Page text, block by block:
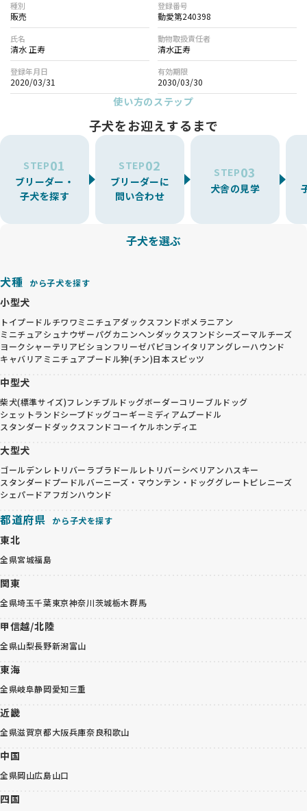
種別
販売
登録番号
動愛第240398
氏名
清水 正寿
動物取扱責任者
清水正寿
登録年月日
2020/03/31
有効期限
2030/03/30
使い方のステップ
子犬をお迎えするまで
STEP01
ブリーダー・
子犬を探す
STEP02
ブリーダーに
問い合わせ
STEP03
犬舎の見学
子犬を選ぶ
犬種 から子犬を探す
小型犬
トイプードルチワワミニチュアダックスフンドポメラニアン
ミニチュアシュナウザーパグカニンヘンダックスフンドシーズーマルチーズ
ヨークシャーテリアビションフリーゼパピヨンイタリアングレーハウンド
キャバリア ミニチュアプードル狆(チン)日本スピッツ
中型犬
柴犬(標準サイズ)フレンチブルドッグボーダーコリーブルドッグ
シェットランドシープドッグコーギーミディアムプードル
スタンダードダックスフンドコーイケルホンディエ
大型犬
ゴールデンレトリバー ラブラドールレトリバーシベリアンハスキー
スタンダードプードルバーニーズ・マウンテン・ドッググレートピレニーズ
シェパードアフガンハウンド
都道府県 から子犬を探す
東北
全県宮城福島
関東
全県埼玉千葉東京神奈川茨城栃木群馬
甲信越/北陸
全県山梨長野新潟富山
東海
全県岐阜静岡愛知三重
近畿
全県滋賀京都大阪兵庫奈良和歌山
中国
全県岡山広島山口
四国